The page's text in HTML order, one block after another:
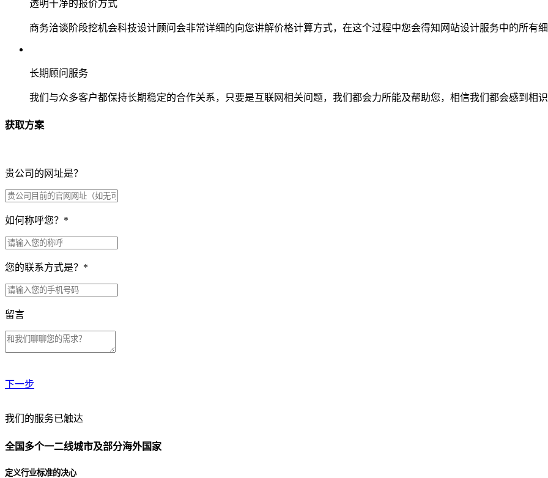
透明干净的报价方式
商务洽谈阶段挖机会科技设计顾问会非常详细的向您讲解价格计算方式，在这个过程中您会得知网站设计服务中的所有
长期顾问服务
我们与众多客户都保持长期稳定的合作关系，只要是互联网相关问题，我们都会力所能及帮助您，相信我们都会感到相
获取方案
贵公司的网址是？
如何称呼您？ *
您的联系方式是？ *
留言
下一步
贵公司预算范围是？
贵公司的团队规模是？
我们的服务已触达
全国多个一二线城市及部分海外国家
定义行业标准的决心